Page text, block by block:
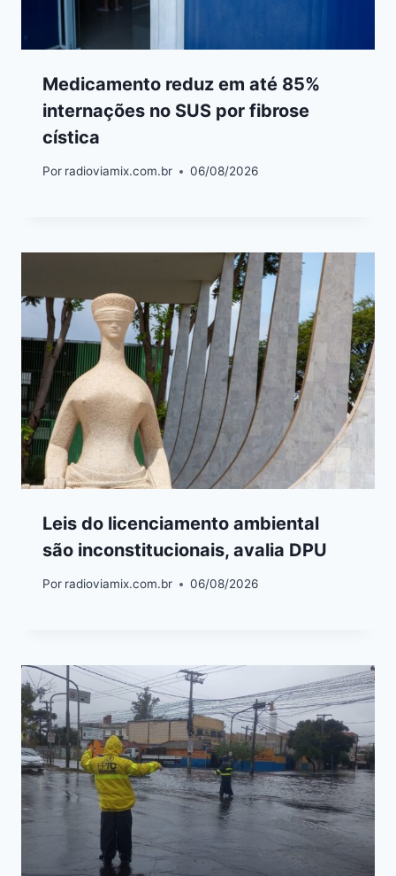
Medicamento reduz em até 85%
internações no SUS por fibrose
cística
Por radioviamix.com.br 06/08/2026
Leis do licenciamento ambiental
são inconstitucionais, avalia DPU
Por radioviamix.com.br 06/08/2026